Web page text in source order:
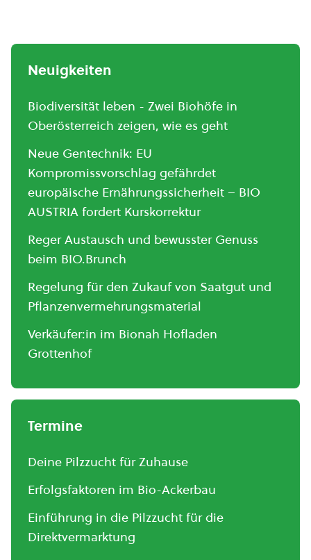
Neuigkeiten
Biodiversität leben - Zwei Biohöfe in
Oberösterreich zeigen, wie es geht
Neue Gentechnik: EU
Kompromissvorschlag gefährdet
europäische Ernährungssicherheit – BIO
AUSTRIA fordert Kurskorrektur
Reger Austausch und bewusster Genuss
beim BIO.Brunch
Regelung für den Zukauf von Saatgut und
Pflanzenvermehrungsmaterial
Verkäufer:in im Bionah Hofladen
Grottenhof
Termine
Deine Pilzzucht für Zuhause
Erfolgsfaktoren im Bio-Ackerbau
Einführung in die Pilzzucht für die
Direktvermarktung